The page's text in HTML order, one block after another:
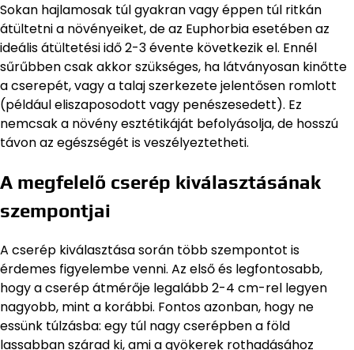
Sokan hajlamosak túl gyakran vagy éppen túl ritkán
átültetni a növényeiket, de az Euphorbia esetében az
ideális átültetési idő 2-3 évente következik el. Ennél
sűrűbben csak akkor szükséges, ha látványosan kinőtte
a cserepét, vagy a talaj szerkezete jelentősen romlott
(például eliszaposodott vagy penészesedett). Ez
nemcsak a növény esztétikáját befolyásolja, de hosszú
távon az egészségét is veszélyeztetheti.
A megfelelő cserép kiválasztásának
szempontjai
A cserép kiválasztása során több szempontot is
érdemes figyelembe venni. Az első és legfontosabb,
hogy a cserép átmérője legalább 2-4 cm-rel legyen
nagyobb, mint a korábbi. Fontos azonban, hogy ne
essünk túlzásba: egy túl nagy cserépben a föld
lassabban szárad ki, ami a gyökerek rothadásához